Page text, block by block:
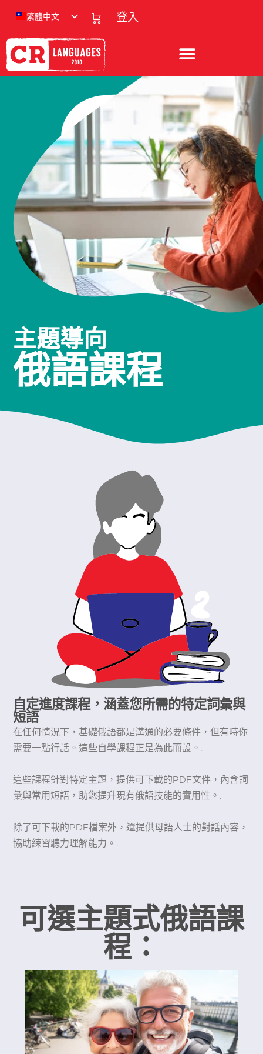
登入
繁體中文
主題導向
俄語課程
自定進度課程，涵蓋您所需的特定詞彙與
短語
在任何情況下，基礎俄語都是溝通的必要條件，但有時你
需要一點行話。這些自學課程正是為此而設。.
這些課程針對特定主題，提供可下載的PDF文件，內含詞
彙與常用短語，助您提升現有俄語技能的實用性。.
除了可下載的PDF檔案外，還提供母語人士的對話內容，
協助練習聽力理解能力。.
可選主題式俄語課
程：